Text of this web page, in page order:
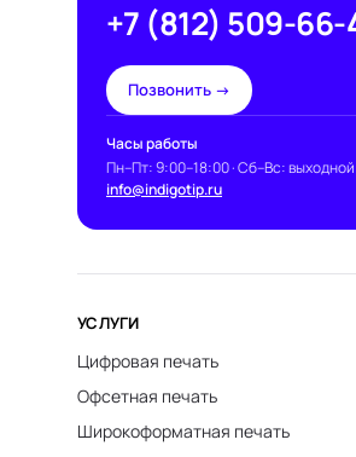
+7 (812) 509-66-
Позвонить →
Часы работы
Пн–Пт: 9:00–18:00 · Сб–Вс: выходной
info@indigotip.ru
УСЛУГИ
Цифровая печать
Офсетная печать
Широкоформатная печать